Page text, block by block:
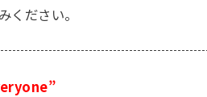
ください。